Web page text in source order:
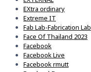
EXtra ordinary
Extreme IT
Fab Lab-Fabrication Lab
Face Of Thailand 2023
Facebook
Facebook Live
Facebook rmutt